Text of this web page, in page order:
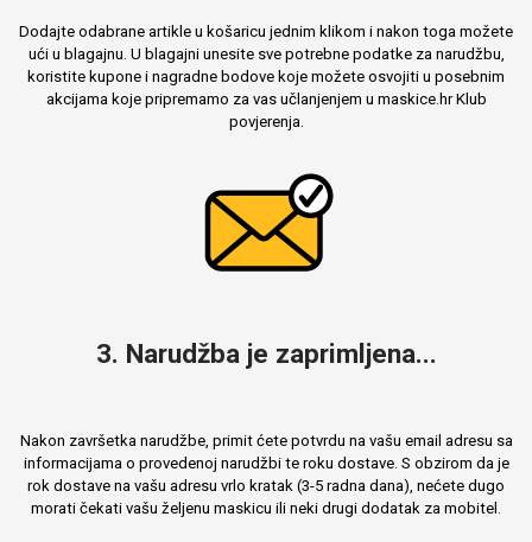
Dodajte odabrane artikle u košaricu jednim klikom i nakon toga možete
ući u blagajnu. U blagajni unesite sve potrebne podatke za narudžbu,
koristite kupone i nagradne bodove koje možete osvojiti u posebnim
akcijama koje pripremamo za vas učlanjenjem u maskice.hr Klub
povjerenja.
3. Narudžba je zaprimljena...
Nakon završetka narudžbe, primit ćete potvrdu na vašu email adresu sa
informacijama o provedenoj narudžbi te roku dostave. S obzirom da je
rok dostave na vašu adresu vrlo kratak (3-5 radna dana), nećete dugo
morati čekati vašu željenu maskicu ili neki drugi dodatak za mobitel.